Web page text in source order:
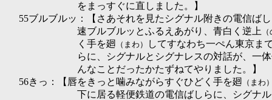
をまっすぐに直しました。】
55ブルブルッ：【さあそれを見たシグナル附きの電信ば
速ブルブルッとふるえあがり、青白く逆上
く手を廻 （まわ）
してすなわち一ぺん東京ま
らに、シグナルとシグナレスの対話が、一
んなことだったかたずねてやりました。】
56きっ：【唇をきっと噛みながらすぐひどく手を廻
（まわ
下に居る軽便鉄道の電信ばしらに、シグナ